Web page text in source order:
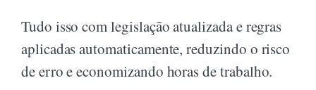
Tudo isso com legislação atualizada e regras
aplicadas automaticamente, reduzindo o risco
de erro e economizando horas de trabalho.